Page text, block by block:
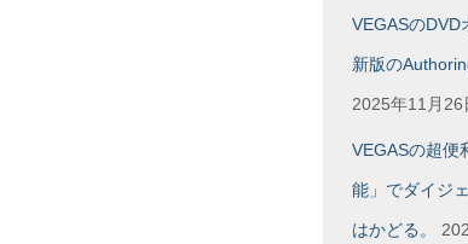
VEGASのDVD
新版の
2025年11月26
VEGASの超便
能」でダイジ
はかどる。